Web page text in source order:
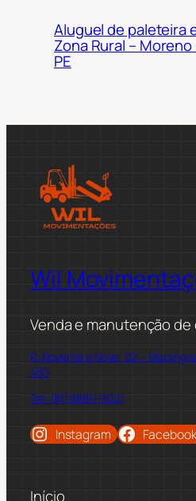
Aluguel de paleteira
Zona Rural – Moreno
PE
Wil
Venda e manutenção de
R. Noventa e Nove, 02 –
480
Tel: (81)98811-5021
Instagram
Início